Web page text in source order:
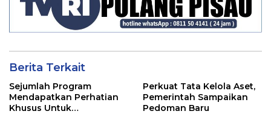
Berita Terkait
Sejumlah Program
Mendapatkan Perhatian
Khusus Untuk
Perkuat Tata Kelola Aset,
Pemerintah Sampaikan
Pedoman Baru